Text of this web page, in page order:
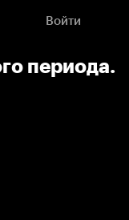
Войти
периода.